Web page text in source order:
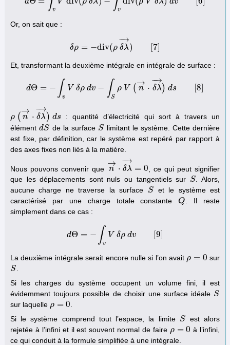
v v
Or, on sait que :
δρ = −div(ρ δλ
−
→
) [7]
δ ρ=−div( ρ δλ→
Et, transformant la deuxième intégrale en intégrale de surface :
dΘ = − ∫v
V δρ dv − ∫S
ρ V ( n
→
⋅ δλ
−
→
) ds [8
d Θ −∫ vV δρ d v− S V (n →⋅δ λ→) d s[8]
ρ ( n
→
⋅ δλ
−
→
) ds
ρ (n→ δ λ→ ) ds
: quantité d’électricité qui sort à travers un
élémentdS
dS de la surface S
S limitant le système. Cette dernière
est fixe, par définition, car le système est repéré par rapport à
des axes fixes non liés à la matière.
Nous pouvons convenir que n
→
⋅ δλ
−
→
= 0
n→ ⋅ δλ→=0
, ce qui peut signifier
que les déplacements sont nuls ou tangentiels sur S
S. Alors,
aucune charge ne traverse la surface S
S
et le système est
caractérisé par une charge totale constanteQ
Q . Il reste
simplement dans ce cas :
dΘ = − ∫v
V δρ dv [9]
dΘ − vV δρ dv[
La deuxième intégrale serait encore nulle si l’on avait ρ = 0
ρ=0
sur
S
S
Si les charges du système occupent un volume fini, il est
évidemment toujours possible de choisir une surface idéale S
S
sur laquelle ρ = 0
ρ=0
Si le système comprend tout l’espace, la limite S
S
est alors
rejetée à l’infini et il est souvent normal de faire ρ = 0
ρ=0
à l’infini,
ce qui conduit à la formule simplifiée à une intégrale.